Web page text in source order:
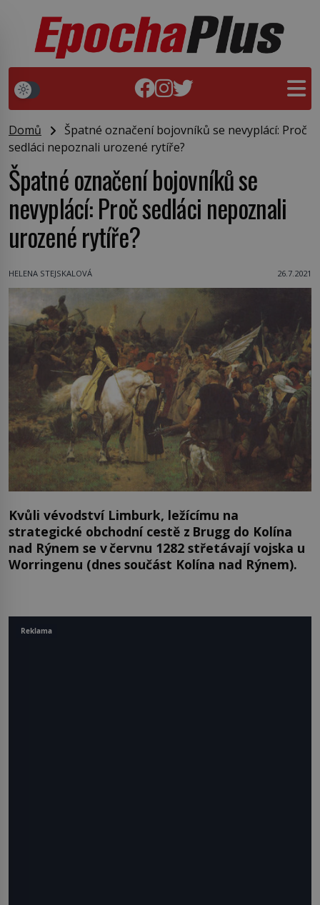
Domů
Špatné označení bojovníků se nevyplácí: Proč
sedláci nepoznali urozené rytíře?
Špatné označení bojovníků se
nevyplácí: Proč sedláci nepoznali
urozené rytíře?
HELENA STEJSKALOVÁ 26.7.2021
Kvůli vévodství Limburk, ležícímu na
strategické obchodní cestě z Brugg do Kolína
nad Rýnem se v červnu 1282 střetávají vojska u
Worringenu (dnes součást Kolína nad Rýnem).
Reklama